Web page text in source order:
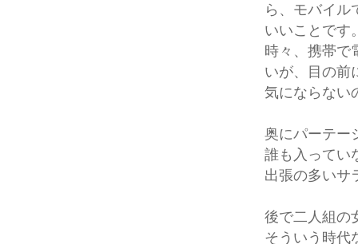
ら、モバイル
いいことです
時々、携帯で
いが、目の前
気にならない
奥にパーテー
誰も入ってい
出張の多いサ
後で二人組の
そういう時代